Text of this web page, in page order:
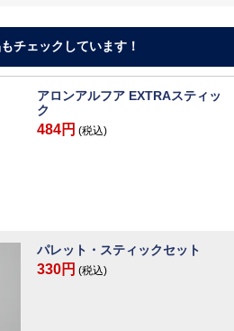
チェックしています！
アロンアルフア EXTRAスティッ
ク
484円 (税込)
パレット・スティックセット
330円 (税込)